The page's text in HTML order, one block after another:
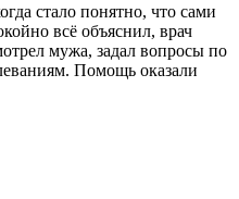
стало понятно, что сами
всё объяснил, врач
мужа, задал вопросы по
Помощь оказали